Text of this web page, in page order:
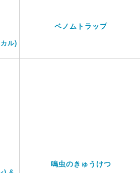
ル)
ベノムトラップ
鳴虫のきゅうけつ